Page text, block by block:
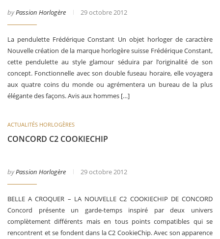
byPassion Horlogère 29 octobre 2012
La pendulette Frédérique Constant Un objet horloger de caractère
Nouvelle création de la marque horlogère suisse Frédérique Constant,
cette pendulette au style glamour séduira par l’originalité de son
concept. Fonctionnelle avec son double fuseau horaire, elle voyagera
aux quatre coins du monde ou agrémentera un bureau de la plus
élégante des façons. Avis aux hommes […]
ACTUALITÉS HORLOGÈRES
CONCORD C2 COOKIECHIP
byPassion Horlogère 29 octobre 2012
BELLE A CROQUER – LA NOUVELLE C2 COOKIECHIP DE CONCORD
Concord présente un garde-temps inspiré par deux univers
complètement différents mais en tous points compatibles qui se
rencontrent et se fondent dans la C2 CookieChip. Avec son apparence